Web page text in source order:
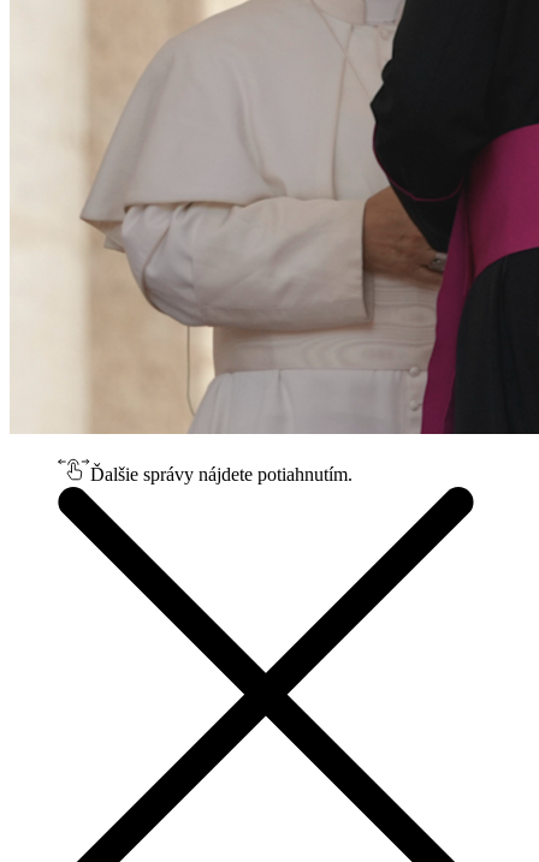
Ďalšie správy nájdete potiahnutím.